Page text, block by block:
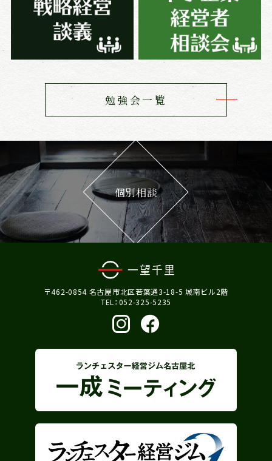
勉強会一覧
個別相談
〒462-0854 名古屋市北区若葉通3-18-5 城南ビル2階
TEL：052-325-5235